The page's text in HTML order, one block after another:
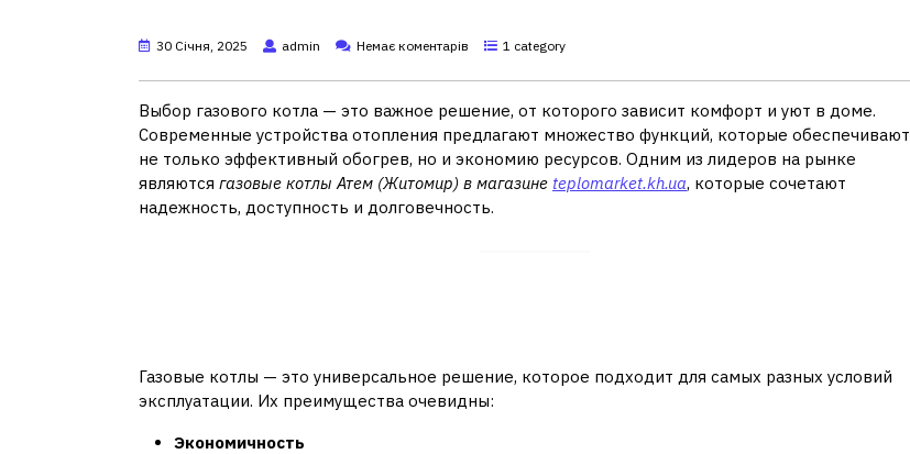
30 Січня, 2025 admin Немає коментарів 1 category
Выбор газового котла — это важное решение, от которого зависит комфорт и уют в доме.
Современные устройства отопления предлагают множество функций, которые обеспечивают
не только эффективный обогрев, но и экономию ресурсов. Одним из лидеров на рынке
являются газовые котлы Атем (Житомир) в магазине teplomarket.kh.ua, которые сочетают
надежность, доступность и долговечность.
Газовые котлы — это универсальное решение, которое подходит для самых разных условий
эксплуатации. Их преимущества очевидны:
Экономичность